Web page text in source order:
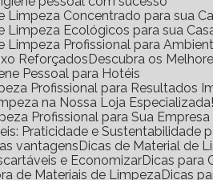
Limpeza Concentrado para sua
Limpeza Ecológicos para sua
Limpeza Profissional para
Reforçados
Descubra os
Pessoal para Hotéis
Profissional para Resultados
na Nossa Loja Especializada!
Profissional para Sua Empresa
Praticidade e Sustentabilidade
vantagens
Dicas de Material de
e Economizar
Dicas
de Materiais de Limpeza
Dicas